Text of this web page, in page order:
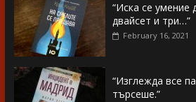
“Иска се умение
двайсет и три…”
February 16, 2021
“Изглежда все
търсеше.”